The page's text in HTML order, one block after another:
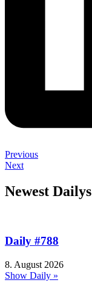
Previous
Next
Newest Dailys
Daily #788
8. August 2026
Show Daily »